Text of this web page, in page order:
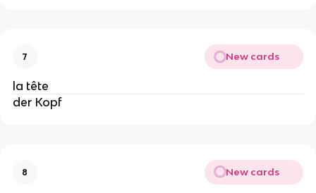
7 New cards
la tête
der Kopf
8 New cards